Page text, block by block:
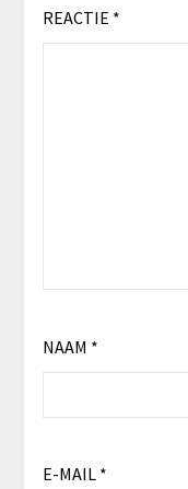
REACTIE *
NAAM *
E-MAIL *